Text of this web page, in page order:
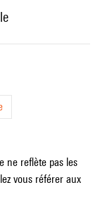
ne reflète pas les
vous référer aux